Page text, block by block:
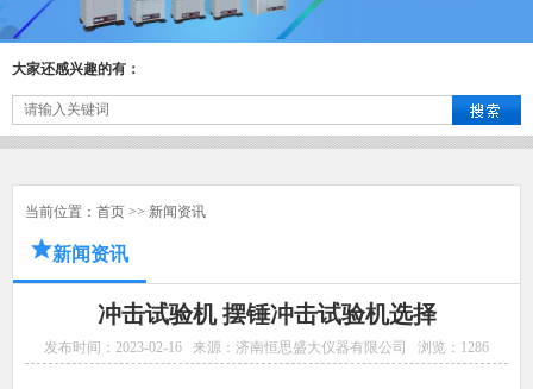
大家还感兴趣的有：
当前位置： 首页 >> 新闻资讯
新闻资讯
冲击试验机 摆锤冲击试验机选择
发布时间：2023-02-16 来源：济南恒思盛大仪器有限公司 浏览： 1286